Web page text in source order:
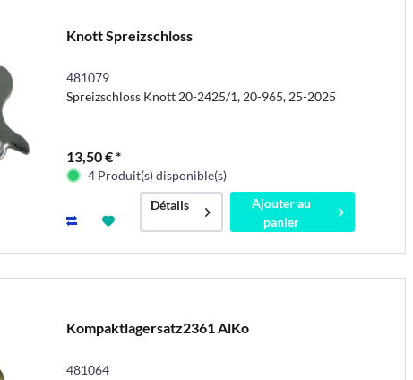
Knott Spreizschloss
481079
Spreizschloss Knott 20-2425/1, 20-965, 25-2025
13,50 € *
4 Produit(s) disponible(s)
Détails
Ajouter au
panier
Kompaktlagersatz2361 AlKo
481064